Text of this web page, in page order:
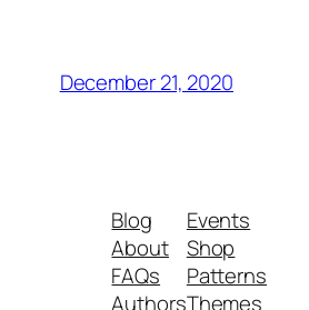
December 21, 2020
Blog
About
FAQs
Authors
Events
Shop
Patterns
Themes